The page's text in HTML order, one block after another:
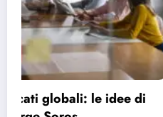
Bauman e la